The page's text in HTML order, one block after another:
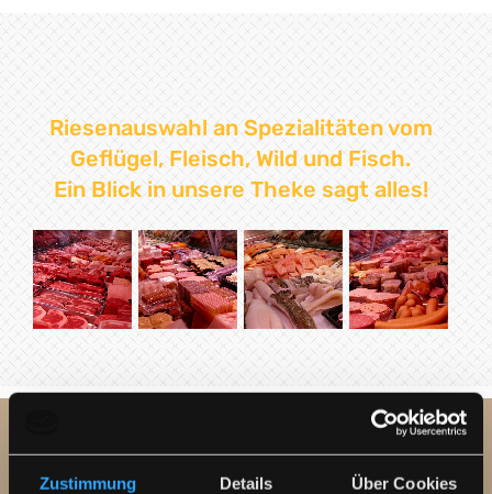
Zustimmung Details Über Cookies
Riesenauswahl an Spezialitäten vom
Geflügel, Fleisch, Wild und Fisch.
Ein Blick in unsere Theke sagt alles!